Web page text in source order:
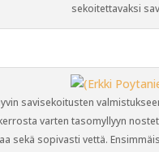
sekoitettavaksi
savisekoitusten
varten tasomyllyyn
sekä sopivasti vettä.